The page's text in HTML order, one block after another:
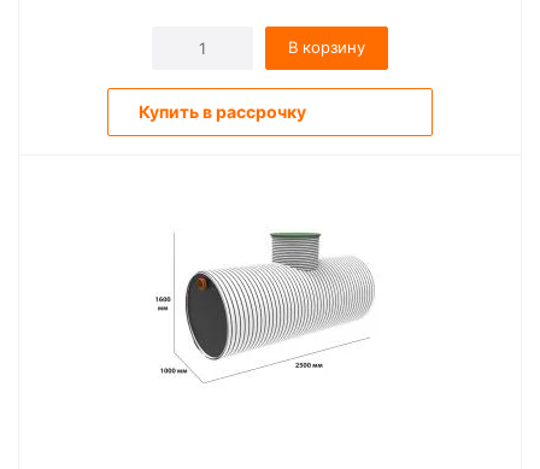
В корзину
Купить в рассрочку